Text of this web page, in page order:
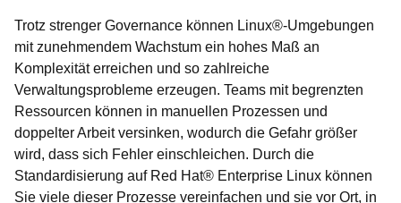
Trotz strenger Governance können Linux®-Umgebungen
mit zunehmendem Wachstum ein hohes Maß an
Komplexität erreichen und so zahlreiche
Verwaltungsprobleme erzeugen. Teams mit begrenzten
Ressourcen können in manuellen Prozessen und
doppelter Arbeit versinken, wodurch die Gefahr größer
wird, dass sich Fehler einschleichen. Durch die
Standardisierung auf Red Hat® Enterprise Linux können
Sie viele dieser Prozesse vereinfachen und sie vor Ort, in